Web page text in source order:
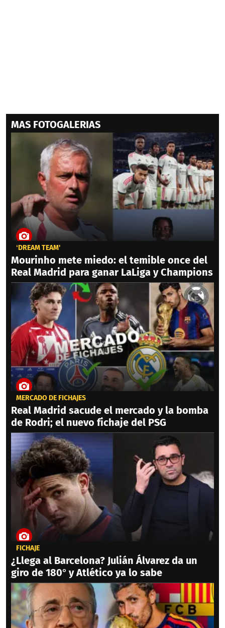
MAS FOTOGALERIAS
‘DREAM TEAM'
Mourinho mete miedo: el temible once del
Real Madrid para ganar LaLiga y Champions
MERCADO DE FICHAJES
Real Madrid sacude el mercado y la bomba
de Rodri; el nuevo fichaje del PSG
FICHAJE
¿Llega al Barcelona? Julián Álvarez da un
giro de 180° y Atlético ya lo sabe